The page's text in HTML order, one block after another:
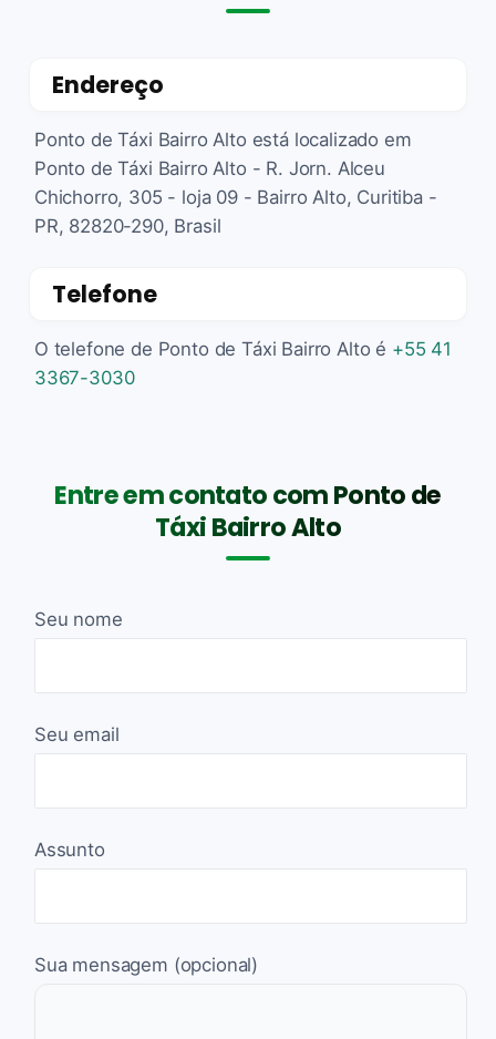
Endereço
Ponto de Táxi Bairro Alto está localizado em
Ponto de Táxi Bairro Alto - R. Jorn. Alceu
Chichorro, 305 - loja 09 - Bairro Alto, Curitiba -
PR, 82820-290, Brasil
Telefone
O telefone de Ponto de Táxi Bairro Alto é +55 41
3367-3030
Entre em contato com Ponto de
Táxi Bairro Alto
Seu nome
Seu email
Assunto
Sua mensagem (opcional)